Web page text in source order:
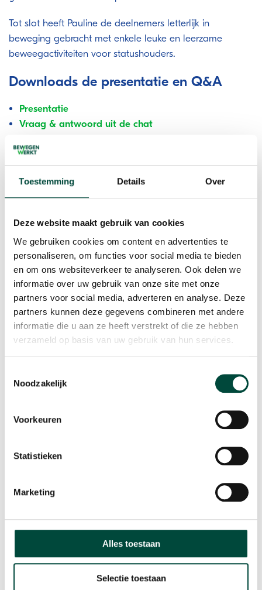
Toestemming Details Over
Deze website maakt gebruik van cookies
We gebruiken cookies om content en advertenties te
personaliseren, om functies voor social media te bieden
en om ons websiteverkeer te analyseren. Ook delen we
informatie over uw gebruik van onze site met onze
partners voor social media, adverteren en analyse. Deze
partners kunnen deze gegevens combineren met andere
informatie die u aan ze heeft verstrekt of die ze hebben
verzameld op basis van uw gebruik van hun services.
Noodzakelijk
Voorkeuren
Statistieken
Marketing
Alles toestaan
Selectie toestaan
Tot slot heeft Pauline de deelnemers letterlijk in
beweging gebracht met enkele leuke en leerzame
beweegactiviteiten voor statushouders.
Downloads de presentatie en Q&A
Presentatie
Vraag & antwoord uit de chat
Het bijeenkomst werd door de deelnemers
van 1 tot 5). Op de vraag of deelnemers
de bijeenkomst aanbevelen aan collega's
Wij kijken met trots terug op dit geslaagde